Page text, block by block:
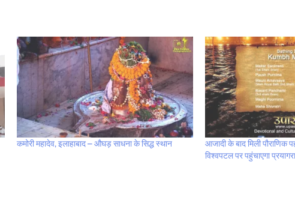
कमोरी महादेव, इलाहाबाद – औघड़ साधना के सिद्ध स्थान
आजादी के बाद मिली
विश्वपटल पर पहुंचाएगा